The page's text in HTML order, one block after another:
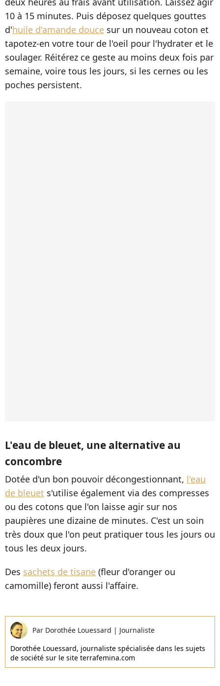
10 à 15 minutes. Puis déposez quelques gouttes
d'huile d'amande douce sur un nouveau coton et
tapotez-en votre tour de l'oeil pour l'hydrater et le
soulager. Réitérez ce geste au moins deux fois par
semaine, voire tous les jours, si les cernes ou les
poches persistent.
L'eau de bleuet, une alternative au
concombre
Dotée d'un bon pouvoir décongestionnant, l'eau
de bleuet s'utilise également via des compresses
ou des cotons que l'on laisse agir sur nos
paupières une dizaine de minutes. C'est un soin
très doux que l'on peut pratiquer tous les jours ou
tous les deux jours.
Des sachets de tisane (fleur d'oranger ou
camomille) feront aussi l'affaire.
Par Dorothée Louessard | Journaliste
Dorothée Louessard, journaliste spécialisée dans les sujets
de société sur le site terrafemina.com